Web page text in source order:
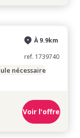
À 9.9km
ref. 1739740
nécessaire
Voir l'offre